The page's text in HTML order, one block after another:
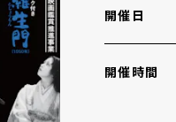
開催日
開催時間